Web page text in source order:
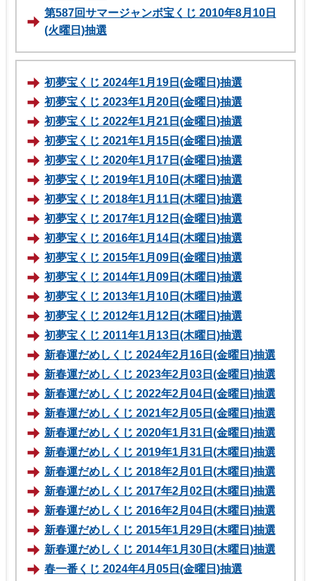
第587回サマージャンボ宝くじ 2010年8月10日
(火曜日)抽選
初夢宝くじ 2024年1月19日(金曜日)抽選
初夢宝くじ 2023年1月20日(金曜日)抽選
初夢宝くじ 2022年1月21日(金曜日)抽選
初夢宝くじ 2021年1月15日(金曜日)抽選
初夢宝くじ 2020年1月17日(金曜日)抽選
初夢宝くじ 2019年1月10日(木曜日)抽選
初夢宝くじ 2018年1月11日(木曜日)抽選
初夢宝くじ 2017年1月12日(金曜日)抽選
初夢宝くじ 2016年1月14日(木曜日)抽選
初夢宝くじ 2015年1月09日(金曜日)抽選
初夢宝くじ 2014年1月09日(木曜日)抽選
初夢宝くじ 2013年1月10日(木曜日)抽選
初夢宝くじ 2012年1月12日(木曜日)抽選
初夢宝くじ 2011年1月13日(木曜日)抽選
新春運だめしくじ 2024年2月16日(金曜日)抽選
新春運だめしくじ 2023年2月03日(金曜日)抽選
新春運だめしくじ 2022年2月04日(金曜日)抽選
新春運だめしくじ 2021年2月05日(金曜日)抽選
新春運だめしくじ 2020年1月31日(金曜日)抽選
新春運だめしくじ 2019年1月31日(木曜日)抽選
新春運だめしくじ 2018年2月01日(木曜日)抽選
新春運だめしくじ 2017年2月02日(木曜日)抽選
新春運だめしくじ 2016年2月04日(木曜日)抽選
新春運だめしくじ 2015年1月29日(木曜日)抽選
新春運だめしくじ 2014年1月30日(木曜日)抽選
春一番くじ 2024年4月05日(金曜日)抽選